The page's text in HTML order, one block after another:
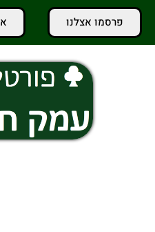
פרסמו אצלנו